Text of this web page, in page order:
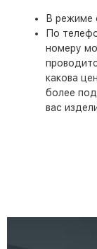
В режиме
По
номеру
какова
более
вас